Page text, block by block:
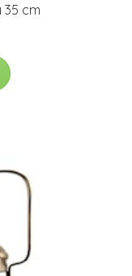
35 cm